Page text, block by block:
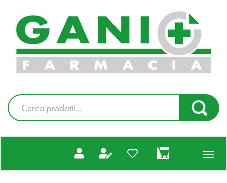
contenuto
principale
Farmacia
Gani
Ordina
online
Cerca
Prodotto
Cerca
prodotti
inseriti